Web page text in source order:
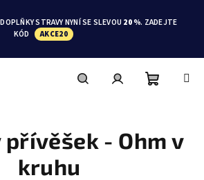
STRAVY NYNÍ SE SLEVOU 20 %. ZADEJTE
KÓD
AKCE20
košík
přívěšek - Ohm v
kruhu